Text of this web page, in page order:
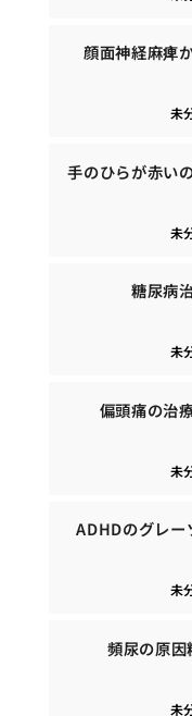
顔面神経麻痺
未
手のひらが赤い
未
糖尿病
未
偏頭痛の治
未
ADHDのグレー
未
頻尿の原因
未